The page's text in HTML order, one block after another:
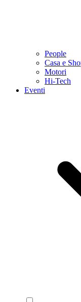
People
Casa e
Motori
Hi-Tech
Eventi